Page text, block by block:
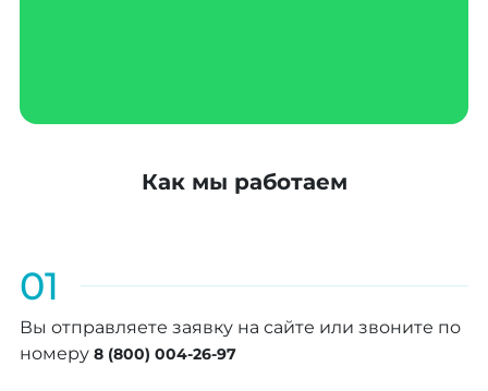
Как мы работаем
01
Вы отправляете заявку на сайте или звоните по
номеру 8 (800) 004-26-97